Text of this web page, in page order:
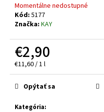
Momentálne nedostupné
Kód: 5177
Značka: KAY
€2,90
Jednotková
cena:
€11,60 / 1 l
Kategória:
Opýtať sa
HĽADAŤ
O
d
p
o
ú